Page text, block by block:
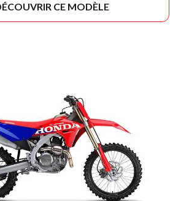
CE MODÈLE